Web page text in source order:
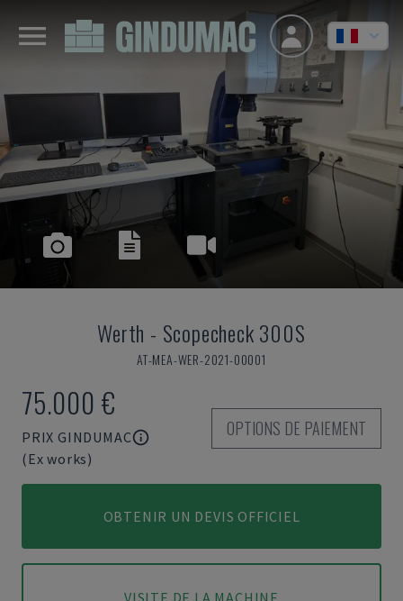
Werth - Scopecheck 300S
AT-MEA-WER-2021-00001
75.000 €
PRIX GINDUMAC
(Ex works)
OPTIONS DE PAIEMENT
OBTENIR UN DEVIS OFFICIEL
VISITE DE LA MACHINE